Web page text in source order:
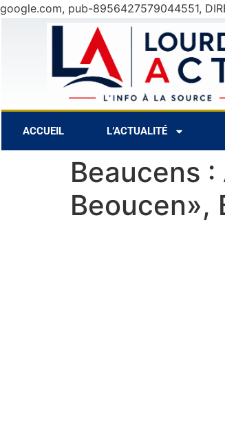
google.com, pub-8956427579044551,
30°C 9 Août
ACCUEIL L’ACTUALITÉ
Beaucens
Beoucen»,